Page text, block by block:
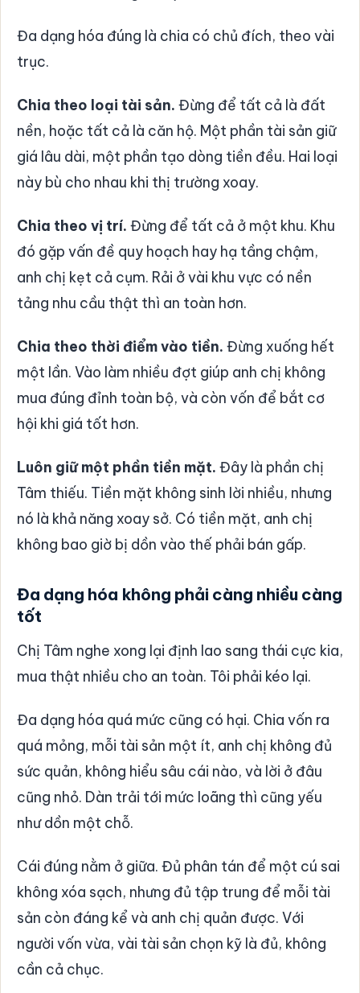
Đa dạng hóa đúng là chia có chủ đích, theo vài
trục.
Chia theo loại tài sản. Đừng để tất cả là đất
nền, hoặc tất cả là căn hộ. Một phần tài sản giữ
giá lâu dài, một phần tạo dòng tiền đều. Hai loại
này bù cho nhau khi thị trường xoay.
Chia theo vị trí. Đừng để tất cả ở một khu. Khu
đó gặp vấn đề quy hoạch hay hạ tầng chậm,
anh chị kẹt cả cụm. Rải ở vài khu vực có nền
tảng nhu cầu thật thì an toàn hơn.
Chia theo thời điểm vào tiền. Đừng xuống hết
một lần. Vào làm nhiều đợt giúp anh chị không
mua đúng đỉnh toàn bộ, và còn vốn để bắt cơ
hội khi giá tốt hơn.
Luôn giữ một phần tiền mặt. Đây là phần chị
Tâm thiếu. Tiền mặt không sinh lời nhiều, nhưng
nó là khả năng xoay sở. Có tiền mặt, anh chị
không bao giờ bị dồn vào thế phải bán gấp.
Đa dạng hóa không phải càng nhiều càng
tốt
Chị Tâm nghe xong lại định lao sang thái cực kia,
mua thật nhiều cho an toàn. Tôi phải kéo lại.
Đa dạng hóa quá mức cũng có hại. Chia vốn ra
quá mỏng, mỗi tài sản một ít, anh chị không đủ
sức quản, không hiểu sâu cái nào, và lời ở đâu
cũng nhỏ. Dàn trải tới mức loãng thì cũng yếu
như dồn một chỗ.
Cái đúng nằm ở giữa. Đủ phân tán để một cú sai
không xóa sạch, nhưng đủ tập trung để mỗi tài
sản còn đáng kể và anh chị quản được. Với
người vốn vừa, vài tài sản chọn kỹ là đủ, không
cần cả chục.